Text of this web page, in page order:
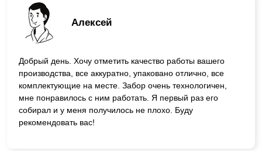
Алексей
Добрый день. Хочу отметить качество работы вашего
производства, все аккуратно, упаковано отлично, все
комплектующие на месте. Забор очень технологичен,
мне понравилось с ним работать. Я первый раз его
собирал и у меня получилось не плохо. Буду
рекомендовать вас!